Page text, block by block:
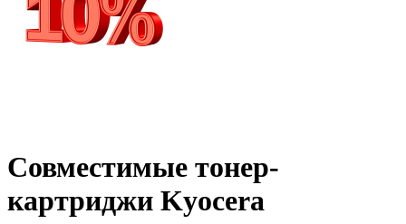
Совместимые тонер-
картриджи Kyocera